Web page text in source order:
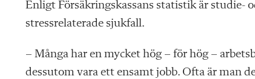
Enligt Försäkringskassans statistik är studie-
stressrelaterade sjukfall.
– Många har en mycket hög – för hög –
dessutom vara ett ensamt jobb. Ofta är man